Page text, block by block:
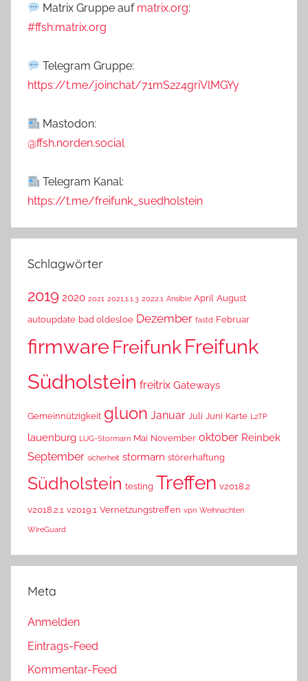
Matrix Gruppe auf matrix.org:
#ffsh:matrix.org
Telegram Gruppe:
https://t.me/joinchat/71mS2z4griVlMGYy
Mastodon:
@ffsh.norden.social
Telegram Kanal:
https://t.me/freifunk_suedholstein
Schlagwörter
2019 2020 2021 2021.1.1.3 2022.1 Ansible April August
autoupdate bad oldesloe Dezember fastd Februar
firmwareFreifunkFreifunk
Südholstein freitrix Gateways
Gemeinnützigkeit gluon Januar Juli Juni Karte L2TP
lauenburg LUG-Stormarn Mai November oktober Reinbek
September sicherheit stormarn störerhaftung
Südholstein testing Treffen v2018.2
v2018.2.1 v2019.1 Vernetzungstreffen vpn Weihnachten
WireGuard
Meta
Anmelden
Eintrags-Feed
Kommentar-Feed